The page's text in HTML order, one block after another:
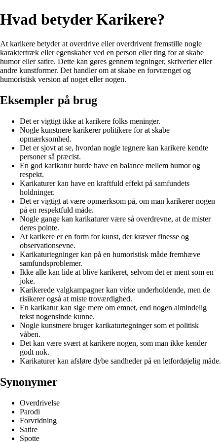
Hvad betyder Karikere?
At karikere betyder at overdrive eller overdrivent fremstille nogle
karaktertræk eller egenskaber ved en person eller ting for at skabe
humor eller satire. Dette kan gøres gennem tegninger, skriverier eller
andre kunstformer. Det handler om at skabe en forvrænget og
humoristisk version af noget eller nogen.
Eksempler på brug
Det er vigtigt ikke at karikere folks meninger.
Nogle kunstnere karikerer politikere for at skabe
opmærksomhed.
Det er sjovt at se, hvordan nogle tegnere kan karikere kendte
personer så præcist.
En god karikatur burde have en balance mellem humor og
respekt.
Karikaturer kan have en kraftfuld effekt på samfundets
holdninger.
Det er vigtigt at være opmærksom på, om man karikerer nogen
på en respektfuld måde.
Nogle gange kan karikaturer være så overdrevne, at de mister
deres pointe.
At karikere er en form for kunst, der kræver finesse og
observationsevne.
Karikaturtegninger kan på en humoristisk måde fremhæve
samfundsproblemer.
Ikke alle kan lide at blive karikeret, selvom det er ment som en
joke.
Karikerede valgkampagner kan virke underholdende, men de
risikerer også at miste troværdighed.
En karikatur kan sige mere om emnet, end nogen almindelig
tekst nogensinde kunne.
Nogle kunstnere bruger karikaturtegninger som et politisk
våben.
Det kan være svært at karikere nogen, som man ikke kender
godt nok.
Karikaturer kan afsløre dybe sandheder på en letfordøjelig måde.
Synonymer
Overdrivelse
Parodi
Forvridning
Satire
Spotte